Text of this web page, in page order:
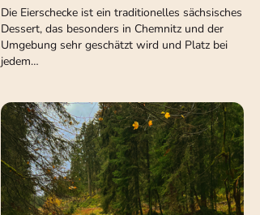
Die Eierschecke ist ein traditionelles sächsisches
Dessert, das besonders in Chemnitz und der
Umgebung sehr geschätzt wird und Platz bei
jedem…